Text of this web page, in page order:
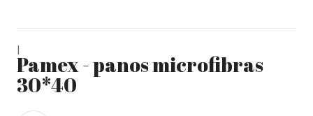
|
Pamex - panos microfibras
30*40